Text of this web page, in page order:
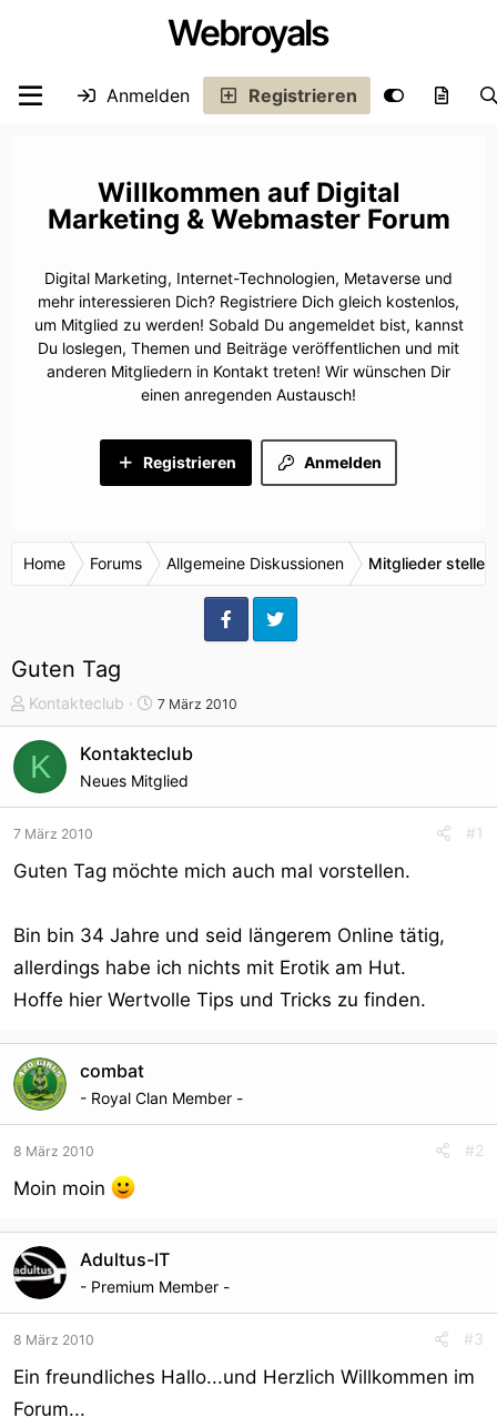
Webroyals
Anmelden Registrieren
Digital
Marketing & Webmaster Forum
Digital Marketing, Internet-Technologien, Metaverse und
mehr interessieren Dich? Registriere Dich gleich kostenlos,
um Mitglied zu werden! Sobald Du angemeldet bist, kannst
Du loslegen, Themen und Beiträge veröffentlichen und mit
anderen Mitgliedern in Kontakt treten! Wir wünschen Dir
einen anregenden Austausch!
Anmelden
Registrieren
Home Forums Allgemeine Diskussionen Mitglieder
Guten Tag
T
h
e
m
e
s
t
t
e
Kontakteclub
S
t
a
t
t
7 März 2010
K Kontakteclub
Neues Mitglied
7 März 2010 #1
Guten Tag möchte mich auch mal vorstellen.
Bin bin 34 Jahre und seid längerem Online tätig,
allerdings habe ich nichts mit Erotik am Hut.
Hoffe hier Wertvolle Tips und Tricks zu finden.
combat
- Royal Clan Member -
8 März 2010 #2
Moin moin
Adultus-IT
- Premium Member -
8 März 2010 #3
Ein freundliches Hallo...und Herzlich Willkommen im
Forum...